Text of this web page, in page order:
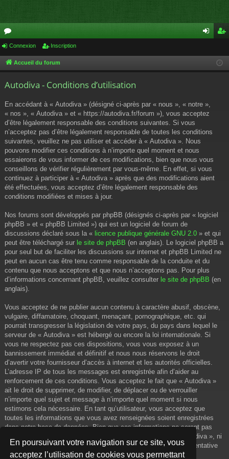
En poursuivant votre navigation sur ce site, vous
acceptez l’utilisation de cookies vous permettant
or
u cri
Connexion Inscription
Accueil du forum
Autodiva - Conditions d’utilisation
En accédant à « Autodiva » (désigné ci-après par « nous », « notre »,
« nos », « Autodiva » et « https://autodiva.fr/forum »), vous acceptez
d’être légalement responsable des conditions suivantes. Si vous
n’acceptez pas d’être légalement responsable de toutes les conditions
suivantes, veuillez ne pas utiliser et accéder à « Autodiva ». Nous
pouvons modifier ces conditions à n’importe quel moment et nous
essaierons de vous informer de ces modifications, bien que nous vous
conseillons de vérifier régulièrement par vous-même. En effet, si vous
continuez à participer à « Autodiva » après que des modifications aient
été effectuées, vous acceptez d’être légalement responsable des
conditions modifiées et mises à jour.
Nos forums sont développés par phpBB (désignés ci-après par « logiciel
phpBB » et « phpBB Limited ») qui est un logiciel de forum de
discussions déclaré sous la « licence publique générale GNU 2.0 » et qui
peut être téléchargé sur le site de phpBB (en anglais). Le logiciel phpBB a
pour seul but de faciliter les discussions sur internet et phpBB Limited ne
peut en aucun cas être tenu comme responsable de la conduite et du
contenu que nous acceptons et que nous n’acceptons pas. Pour plus
d’informations concernant phpBB, veuillez consulter le site de phpBB (en
anglais).
Vous acceptez de ne publier aucun contenu à caractère abusif, obscène,
vulgaire, diffamatoire, choquant, menaçant, pornographique, etc. qui
pourrait transgresser la législation de votre pays, du pays dans lequel le
serveur de « Autodiva » est hébergé ou encore la loi internationale. Si
vous ne respectez pas ces dispositions, vous vous exposez à un
bannissement immédiat et définitif et nous nous réservons le droit
d’avertir votre fournisseur d’accès à internet et les autorités officielles.
L’adresse IP de tous les messages est enregistrée afin d’aider au
renforcement de ces conditions. Vous acceptez le fait que « Autodiva »
ait le droit de supprimer, de modifier, de déplacer ou de verrouiller
n’importe quel sujet et message à n’importe quel moment si nous
estimons cela nécessaire. En tant qu’utilisateur, vous acceptez que
toutes les informations que vous avez renseignées soient enregistrées
dans notre base de données. Bien que ces informations ne seront pas
diffusées à une tierce partie sans votre consentement, ni « Autodiva », ni
phpBB, ne pourront être tenus comme responsables en cas de tentative
de piratage informatique visant à compromettre vos données.